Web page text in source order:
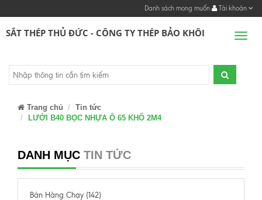
Danh sách mong muốn Tài khoản
SẮT THÉP THỦ ĐỨC - CÔNG TY THÉP BẢO KHÔI
Trang chủ
Tin tức
LƯỚI B40 BỌC NHỰA Ô 65 KHỔ 2M4
DANH MỤC TIN TỨC
Bán Hàng Chạy (142)